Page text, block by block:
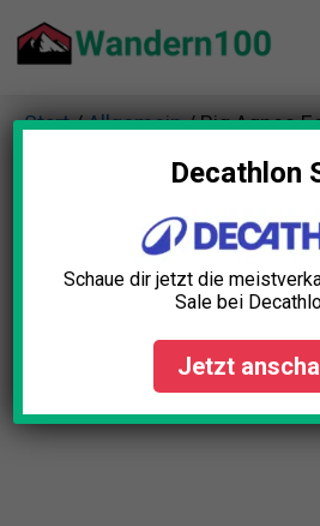
Inhalt
Start/Allgemein/ Big Agnes
Decathlon
Schaue dir jetzt die
Sale bei
Jetzt